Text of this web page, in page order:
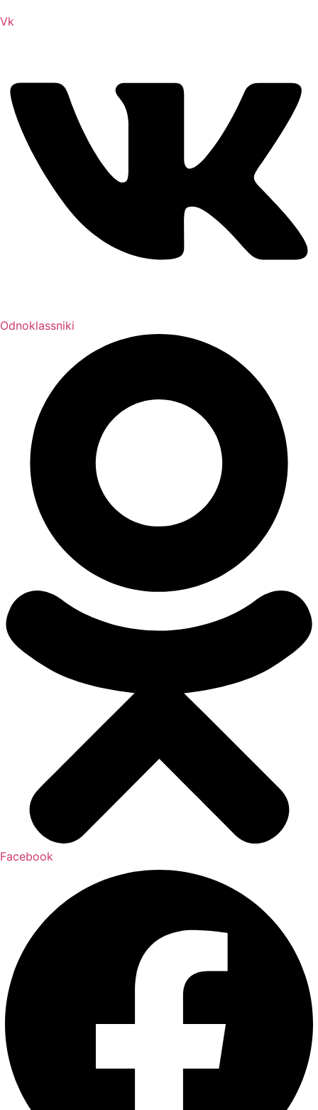
Vk
Odnoklassniki
Facebook